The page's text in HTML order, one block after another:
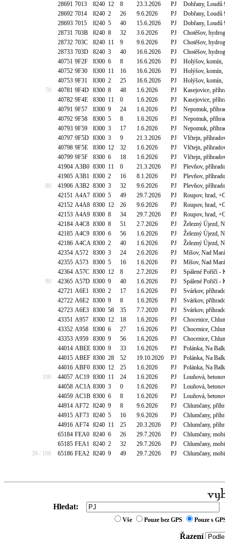
28691 7013 8240 12 8 23.3.2026 PJ
Dobřany, Loudů
28692 7014 8240 2 26 9.6.2026 PJ
Dobřany, Loudů
28693 7015 8240 5 40 15.6.2026 PJ
Dobřany, Loudů
28731 703B 8240 8 32 3.6.2026 PJ
Chotěšov,
28732 703C 8240 11 9 9.6.2026 PJ
Chotěšov,
28733 703D 8240 3 40 16.6.2026 PJ
Chotěšov,
40751 9F2F 8300 6 8 16.6.2026 PJ
Holýšov,
40752 9F30 8300 11 16 16.6.2026 PJ
Holýšov,
40753 9F31 8300 2 25 16.6.2026 PJ
Holýšov,
70
40781 9F4D 8300 8 48 1.6.2026 PJ
Kasejovice,
40782 9F4E 8300 11 0 1.6.2026 PJ
Kasejovice,
40791 9F57 8300 9 24 1.6.2026 PJ
Nepomuk,
40792 9F58 8300 5 8 1.6.2026 PJ
Nepomuk,
40793 9F59 8300 3 17 1.6.2026 PJ
Nepomuk,
40797 9F5D 8300 3 9 21.3.2026 PJ
Vlčtejn,
40798 9F5E 8300 12 32 1.6.2026 PJ
Vlčtejn,
40799 9F5F 8300 6 18 1.6.2026 PJ
Vlčtejn,
41904 A3B0 8300 11 0 21.3.2026 PJ
Plevňov,
41905 A3B1 8300 2 16 8.1.2026 PJ
Plevňov,
80
41906 A3B2 8300 3 32 9.6.2026 PJ
Plevňov,
42151 A4A7 8300 5 49 29.7.2026 PJ
Roupov, hrad,
42152 A4A8 8300 12 26 9.6.2026 PJ
Roupov, hrad,
42153 A4A9 8300 8 34 29.7.2026 PJ
Roupov, hrad,
42184 A4C8 8300 8 51 2.7.2026 PJ
Železný Újezd,
42185 A4C9 8300 6 56 1.6.2026 PJ
Železný Újezd,
42186 A4CA 8300 2 40 1.6.2026 PJ
Železný Újezd,
42354 A572 8300 3 24 2.6.2026 PJ
Míšov, Nad
42355 A573 8300 5 16 1.6.2026 PJ
Míšov, Nad
42364 A57C 8300 12 8 2.7.2026 PJ
Spálené Poříčí -
90
42365 A57D 8300 9 40 1.6.2026 PJ
Spálené Poříčí -
42721 A6E1 8300 2 17 1.6.2026 PJ
Svárkov,
42722 A6E2 8300 9 8 1.6.2026 PJ
Svárkov,
42723 A6E3 8300 58 35 7.7.2020 PJ
Svárkov,
43351 A957 8300 12 18 1.6.2026 PJ
Chocenice,
43352 A958 8300 6 27 1.6.2026 PJ
Chocenice,
43353 A959 8300 9 56 1.6.2026 PJ
Chocenice,
44014 ABEE 8300 9 33 1.6.2026 PJ
Polánka, Na
44015 ABEF 8300 28 52 19.10.2020 PJ
Polánka, Na
44016 ABF0 8300 12 25 1.6.2026 PJ
Polánka, Na
100
44057 AC19 8300 11 24 1.6.2026 PJ
Louňová,
44058 AC1A 8300 3 0 1.6.2026 PJ
Louňová,
44059 AC1B 8300 6 8 1.6.2026 PJ
Louňová,
44914 AF72 8240 9 8 9.6.2026 PJ
Chlumčany,
44915 AF73 8240 5 16 9.6.2026 PJ
Chlumčany,
44916 AF74 8240 11 25 20.3.2026 PJ
Chlumčany,
65184 FEA0 8240 6 26 29.7.2026 PJ
Chlumčany,
65185 FEA1 8240 2 32 29.7.2026 PJ
Chlumčany,
39 / 108
65186 FEA2 8240 9 49 29.7.2026 PJ Chlumčany,
Hledat:
Vše Pouze bez GPS Pouze s
Řazení